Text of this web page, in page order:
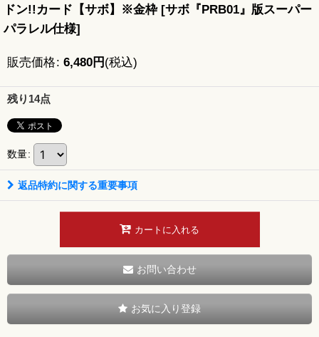
ドン!!カード【サボ】※金枠 [サボ『PRB01』版スーパー
パラレル仕様]
販売価格: 6,480円 (税込)
残り14点
数量:
返品特約に関する重要事項
カートに入れる
お問い合わせ
お気に入り登録